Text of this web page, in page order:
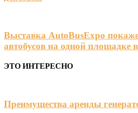
Выставка AutoBusExpo
автобусов на одной площадке
ЭТО ИНТЕРЕСНО
Преимущества аренды